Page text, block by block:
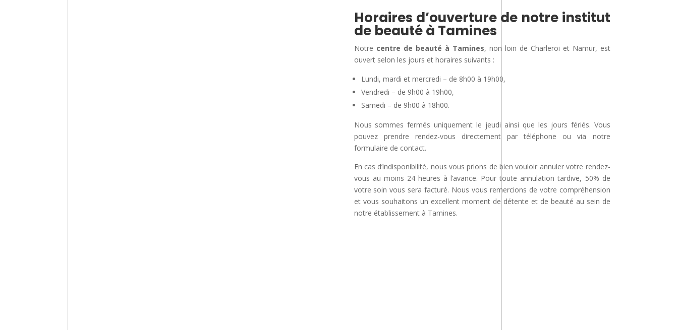
Horaires d’ouverture de notre institut
de beauté à Tamines
Notre centre de beauté à Tamines, non loin de Charleroi et Namur, est
ouvert selon les jours et horaires suivants :
Lundi, mardi et mercredi – de 8h00 à 19h00,
Vendredi – de 9h00 à 19h00,
Samedi – de 9h00 à 18h00.
Nous sommes fermés uniquement le jeudi ainsi que les jours fériés. Vous
pouvez prendre rendez-vous directement par téléphone ou via notre
formulaire de contact.
En cas d’indisponibilité, nous vous prions de bien vouloir annuler votre rendez-
vous au moins 24 heures à l’avance. Pour toute annulation tardive, 50% de
votre soin vous sera facturé. Nous vous remercions de votre compréhension
et vous souhaitons un excellent moment de détente et de beauté au sein de
notre établissement à Tamines.